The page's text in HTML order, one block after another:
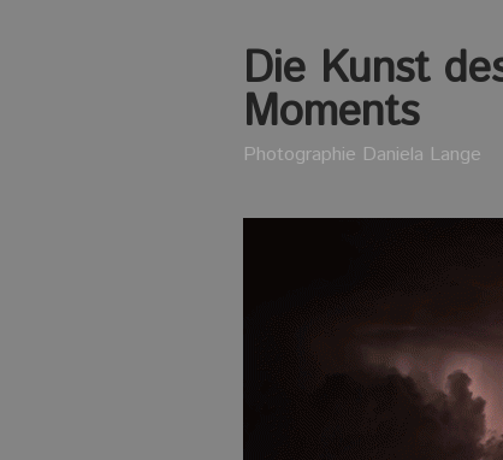
Die Kunst
Moments
Photographie Daniela Lange